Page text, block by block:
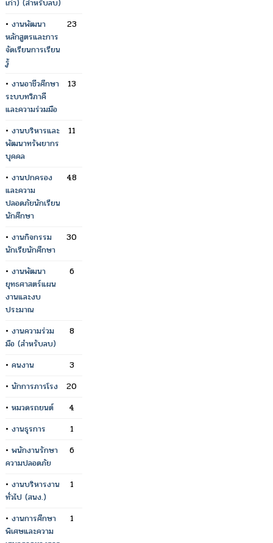
เก่า) (สำหรับลบ)
• งานพัฒนา
หลักสูตรและการ
จัดเรียนการเรียน
รู้
23
• งานอาชีวศึกษา
ระบบทวิภาคี
และความร่วมมือ
13
• งานบริหารและ
พัฒนาทรัพยากร
บุคคล
11
• งานปกครอง
และความ
ปลอดภัยนักเรียน
นักศึกษา
48
• งานกิจกรรม
นักเรียนักศึกษา
30
• งานพัฒนา
ยุทธศาสตร์แผน
งานและงบ
ประมาณ
6
• งานความร่วม
มือ (สำหรับลบ)
8
• คนงาน
3
• นักการภารโรง
20
• หมวดรถยนต์
4
• งานธุรการ
1
• พนักงานรักษา
ความปลอดภัย
6
• งานบริหารงาน
ทั่วไป (สนง.)
1
• งานการศึกษา
พิเศษและความ
1